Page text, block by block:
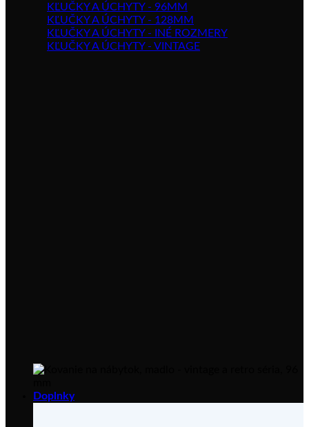
KĽUČKY A ÚCHYTY - 96MM
KĽUČKY A ÚCHYTY - 128MM
KĽUČKY A ÚCHYTY - INÉ ROZMERY
KĽUČKY A ÚCHYTY - VINTAGE
Doplnky